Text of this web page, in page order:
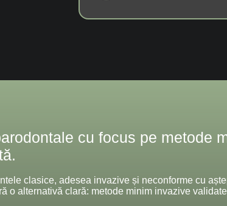
cu focus pe metode
clasice, adesea invazive și neconforme cu
o alternativă clară: metode minim invazive